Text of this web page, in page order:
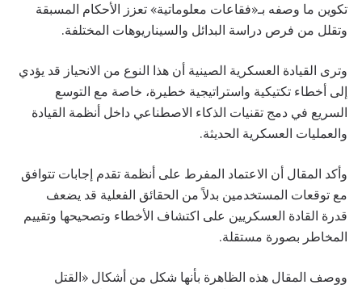
تكوين ما وصفه بـ«فقاعات معلوماتية» تعزز الأحكام المسبقة
وتقلل من فرص دراسة البدائل والسيناريوهات المختلفة.
وترى القيادة العسكرية الصينية أن هذا النوع من الانحياز قد يؤدي
إلى أخطاء تكتيكية واستراتيجية خطيرة، خاصة مع التوسع
السريع في دمج تقنيات الذكاء الاصطناعي داخل أنظمة القيادة
والعمليات العسكرية الحديثة.
وأكد المقال أن الاعتماد المفرط على أنظمة تقدم إجابات تتوافق
مع توقعات المستخدمين بدلاً من الحقائق الفعلية قد يضعف
قدرة القادة العسكريين على اكتشاف الأخطاء وتصحيحها وتقييم
المخاطر بصورة مستقلة.
ووصف المقال هذه الظاهرة بأنها شكل من أشكال «القتل